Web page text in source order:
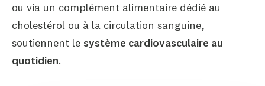
ou via un complément alimentaire dédié au
cholestérol ou à la circulation sanguine,
soutiennent le système cardiovasculaire au
quotidien.